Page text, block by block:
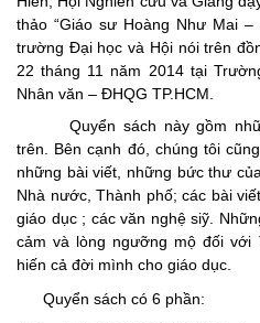
thảo “Giáo sư Hoàng Như Mai
trường Đại học và Hội nói trên
22 tháng 11 năm 2014 tại
Nhân văn – ĐHQG TP.HCM.
Quyển sách này gồm
trên. Bên cạnh đó, chúng tôi
những bài viết, những bức thư
Nhà nước, Thành phố; các bài
giáo dục ; các văn nghệ siỹ.
cảm và lòng ngưỡng mộ đối với
hiến cả đời mình cho giáo dục.
Quyển sách có 6 phần: